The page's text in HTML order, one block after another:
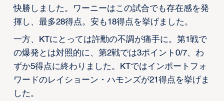
快勝しました。ワーニーはこの試合でも存在感を発
揮し、最多28得点。安も18得点を挙げました。
一方、KTにとっては許勳の不調が痛手に。第1戦で
の爆発とは対照的に、第2戦では3ポイント0/7、わ
ずか5得点に終わりました。KTではインポートフォ
ワードのレイショーン・ハモンズが21得点を挙げま
した。